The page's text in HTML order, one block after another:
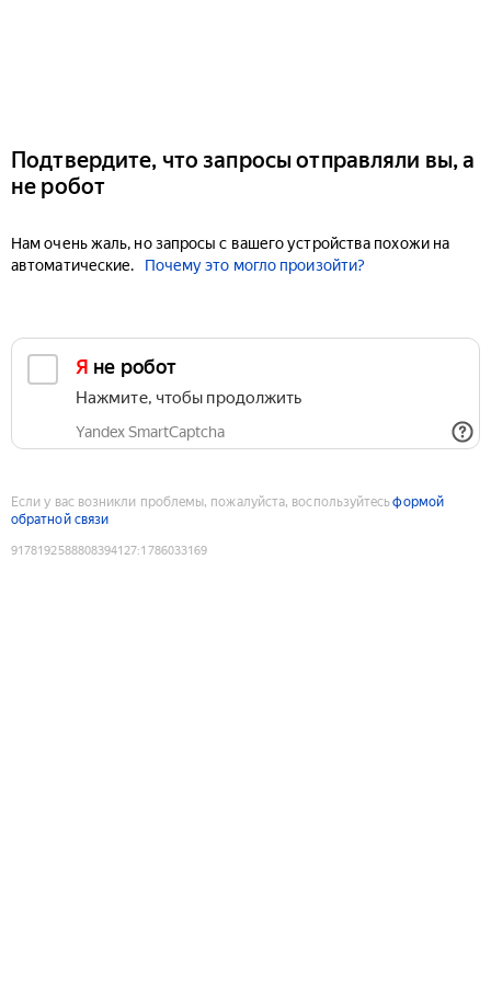
Подтвердите, что запросы отправляли вы, а
не робот
Нам очень жаль, но запросы с вашего устройства похожи на
автоматические.
Почему это могло произойти?
Я не робот
Нажмите, чтобы продолжить
Yandex SmartCaptcha
Если у вас возникли проблемы, пожалуйста, воспользуйтесьформой
обратной связи
9178192588808394127:1786033169